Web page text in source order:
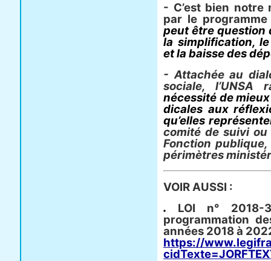
- C’est bien notre
par le
peut être ques­tion
la sim­pli­fi­ca­tion,
et la baisse des
- Attachée au
sociale, l’UNSA
néces­sité de
di­ca­les aux
qu’elles
comité de suivi
Fonction
péri­mè­tres
VOIR AUSSI :
LOI n°
programmation
années 2018 à
https://